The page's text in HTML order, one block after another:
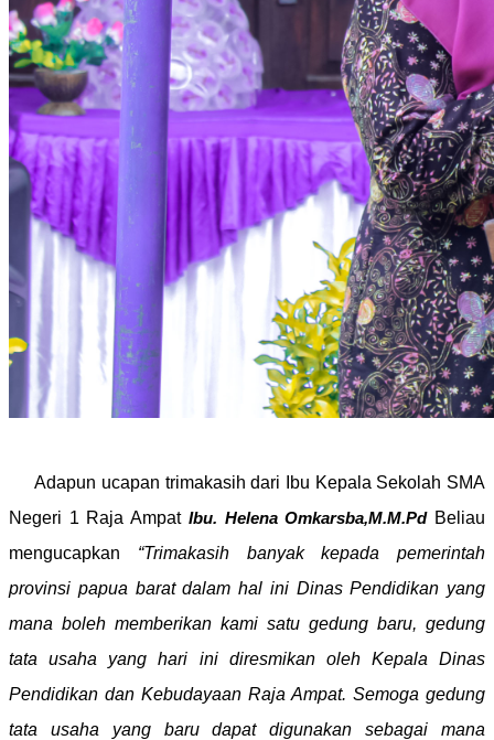
Adapun ucapan trimakasih dari Ibu Kepala Sekolah SMA
Negeri 1 Raja Ampat Ibu. Helena Omkarsba,M.M.PdBeliau
mengucapkan “Trimakasih banyak kepada pemerintah
provinsi papua barat dalam hal ini Dinas Pendidikan yang
mana boleh memberikan kami satu gedung baru, gedung
tata usaha yang hari ini diresmikan oleh Kepala Dinas
Pendidikan dan Kebudayaan Raja Ampat. Semoga gedung
tata usaha yang baru dapat digunakan sebagai mana